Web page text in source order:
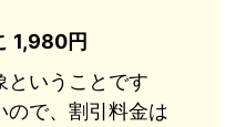
1,980円
ということです
ので、割引料金は